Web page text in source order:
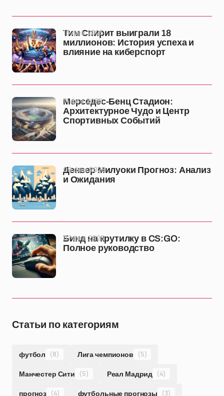
Тим Спирит выиграли 18
миллионов: История успеха и
влияние на киберспорт
15 фев 2025
Мерседес-Бенц Стадион:
Архитектурное Чудо и Центр
Спортивных Событий
11 фев 2025
Денвер Милуоки Прогноз: Анализ
и Ожидания
09 фев 2025
Бинд на крутилку в CS:GO:
Полное руководство
07 фев 2025
Статьи по категориям
футбол (8) Лига чемпионов (5)
Манчестер Сити (5) Реал Мадрид (4)
прогноз (4) футбольные прогнозы (3)